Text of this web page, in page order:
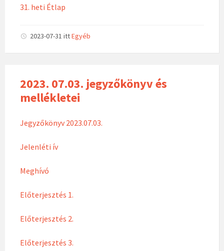
31. heti Étlap
2023-07-31 ittEgyéb
2023. 07.03. jegyzőkönyv és
mellékletei
Jegyzőkönyv 2023.07.03.
Jelenléti ív
Meghívó
Előterjesztés 1.
Előterjesztés 2.
Előterjesztés 3.